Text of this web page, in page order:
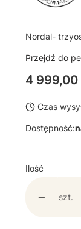
Nordal-
Przejdź do
Cena
4 999,00
Czas
Dostępność:
Ilość
szt.